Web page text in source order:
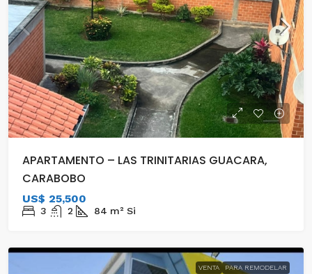
APARTAMENTO – LAS TRINITARIAS GUACARA,
CARABOBO
US$ 25,500
3 2 84 m² Si
VENTA PARA REMODELAR